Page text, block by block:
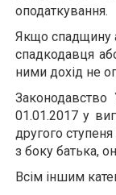
оподаткування.
Якщо спадщину
спадкодавця
ними дохід не
Законодавство
01.01.2017 у
другого
з боку батька,
Всім іншим